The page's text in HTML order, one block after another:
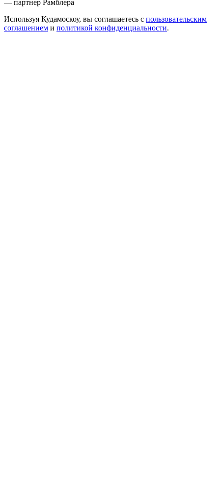
— партнер Рамблера
Используя Кудамоскоу, вы соглашаетесь с пользовательским
соглашением и политикой конфиденциальности.